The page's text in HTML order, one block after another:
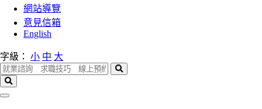
網站導覽
意見信箱
English
字級： 小 中 大
搜
搜